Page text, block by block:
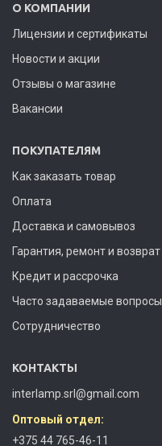
О КОМПАНИИ
Лицензии и сертификаты
Новости и акции
Отзывы о магазине
Вакансии
ПОКУПАТЕЛЯМ
Как заказать товар
Оплата
Доставка и самовывоз
Гарантия, ремонт и возврат
Кредит и рассрочка
Часто задаваемые вопросы
Сотрудничество
КОНТАКТЫ
interlamp.srl@gmail.com
Оптовый отдел:
+375 44 765-46-11